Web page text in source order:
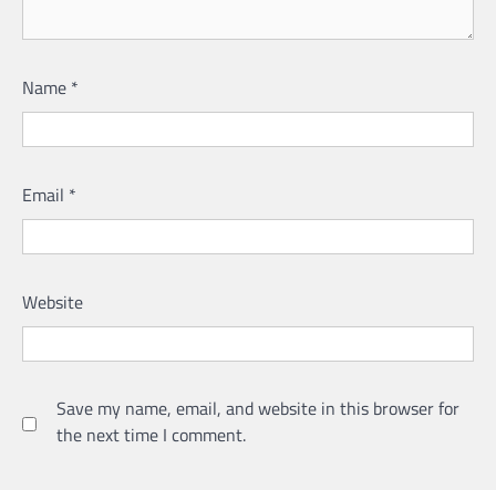
Name *
Email *
Website
Save my name, email, and website in this browser for
the next time I comment.